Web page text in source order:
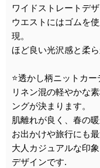
ワイドストレートデ
ウエストにはゴムを
現。
ほど良い光沢感と柔
⭐️透かし柄ニットカー
リネン混の軽やかな
ングが決まります。
肌離れが良く、春の
お出かけや旅行にも最
大人カジュアルな印
デザインです.